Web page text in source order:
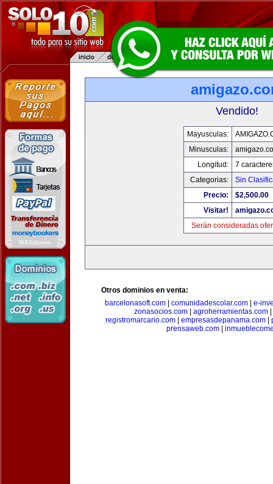
Vendido!
Mayusculas:
Minusculas:
Longitud:
7
Categorias:
Sin
Precio:
$2,500.00
Visitar!
Serán consideradas
Otros dominios en venta:
barcelonasoft.com
comunidadescolar.com
e-
zonasocios.com
agroherramientas.com
registromarcario.com| empresasdepanama.com|
prensaweb.com